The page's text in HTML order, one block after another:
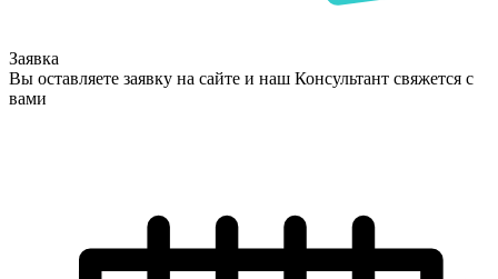
Заявка
Вы оставляете заявку на сайте и наш Консультант свяжется с
вами